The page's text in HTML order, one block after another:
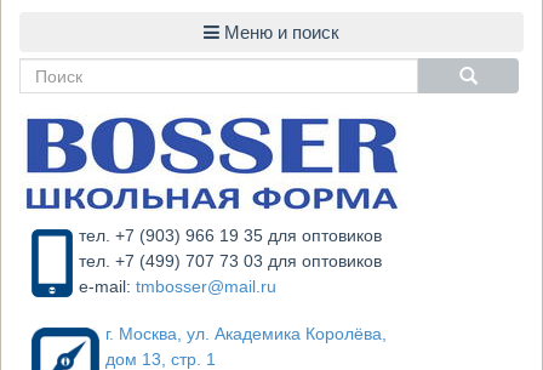
тел. +7 (903) 966 19 35 для оптовиков
тел. +7 (499) 707 73 03 для оптовиков
e-mail: tmbosser@mail.ru
г. Москва, ул. Академика Королёва,
дом 13, стр. 1